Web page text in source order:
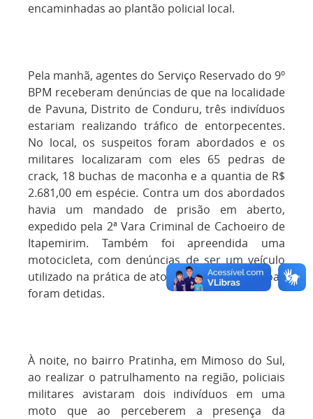
encaminhadas ao plantão policial local.
Pela manhã, agentes do Serviço Reservado do 9º
BPM receberam denúncias de que na localidade
de Pavuna, Distrito de Conduru, três indivíduos
estariam realizando tráfico de entorpecentes.
No local, os suspeitos foram abordados e os
militares localizaram com eles 65 pedras de
crack, 18 buchas de maconha e a quantia de R$
2.681,00 em espécie. Contra um dos abordados
havia um mandado de prisão em aberto,
expedido pela 2ª Vara Criminal de Cachoeiro de
Itapemirim. Também foi apreendida uma
motocicleta, com denúncias de ser um veículo
utilizado na prática de atos ilícitos. Três pessoas
foram detidas.
À noite, no bairro Pratinha, em Mimoso do Sul,
ao realizar o patrulhamento na região, policiais
militares avistaram dois indivíduos em uma
moto que ao perceberem a presença da